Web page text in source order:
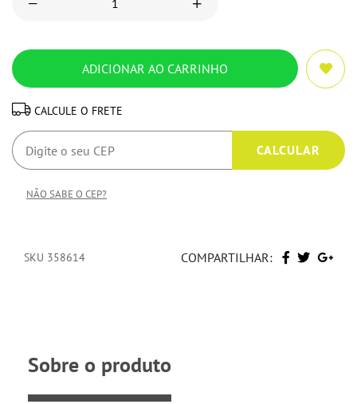
CALCULE O FRETE
NÃO SABE O CEP?
SKU 358614 COMPARTILHAR:
Sobre o produto